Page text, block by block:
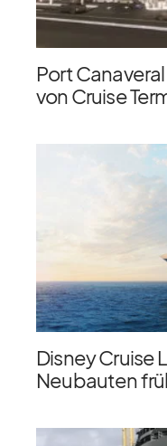
Port
von Cruise
Disney Cruise
Neubauten